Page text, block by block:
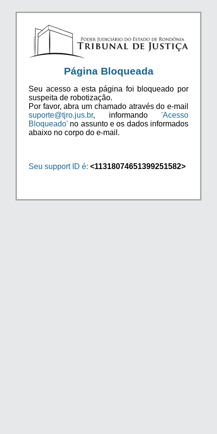
Página Bloqueada
Seu acesso a esta página foi bloqueado por
suspeita de robotização.
Por favor, abra um chamado através do e-mail
suporte@tjro.jus.br, informando 'Acesso
Bloqueado' no assunto e os dados informados
abaixo no corpo do e-mail.
Seu support ID é: <11318074651399251582>